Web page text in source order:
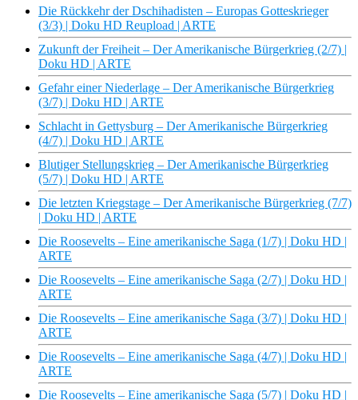
Die Rückkehr der Dschihadisten – Europas Gotteskrieger
(3/3) | Doku HD Reupload | ARTE
Zukunft der Freiheit – Der Amerikanische Bürgerkrieg (2/7) |
Doku HD | ARTE
Gefahr einer Niederlage – Der Amerikanische Bürgerkrieg
(3/7) | Doku HD | ARTE
Schlacht in Gettysburg – Der Amerikanische Bürgerkrieg
(4/7) | Doku HD | ARTE
Blutiger Stellungskrieg – Der Amerikanische Bürgerkrieg
(5/7) | Doku HD | ARTE
Die letzten Kriegstage – Der Amerikanische Bürgerkrieg (7/7)
| Doku HD | ARTE
Die Roosevelts – Eine amerikanische Saga (1/7) | Doku HD |
ARTE
Die Roosevelts – Eine amerikanische Saga (2/7) | Doku HD |
ARTE
Die Roosevelts – Eine amerikanische Saga (3/7) | Doku HD |
ARTE
Die Roosevelts – Eine amerikanische Saga (4/7) | Doku HD |
ARTE
Die Roosevelts – Eine amerikanische Saga (5/7) | Doku HD |